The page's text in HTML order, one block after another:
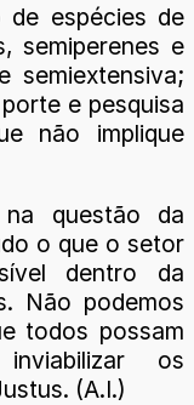
de espécies de
semiperenes e
semiextensiva;
e pesquisa
não implique
na questão da
o que o setor
dentro da
Não podemos
todos possam
os
(A.I.)